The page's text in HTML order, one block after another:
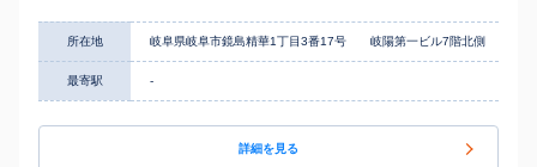
所在地 岐阜県岐阜市鏡島精華1丁目3番17号 岐陽第一ビル7階北側
最寄駅 -
詳細を見る